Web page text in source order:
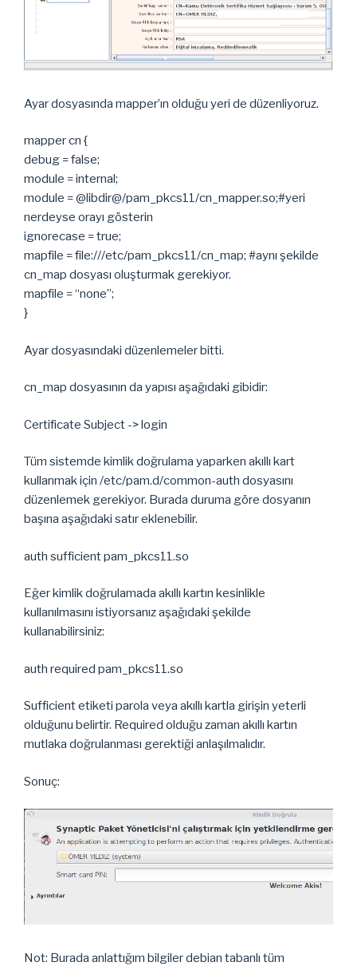
Ayar dosyasında mapper’ın olduğu yeri de düzenliyoruz.
mapper cn {
debug = false;
module = internal;
module = @libdir@/pam_pkcs11/cn_mapper.so;#yeri
nerdeyse orayı gösterin
ignorecase = true;
mapfile = file:///etc/pam_pkcs11/cn_map; #aynı şekilde
cn_map dosyası oluşturmak gerekiyor.
mapfile = “none”;
}
Ayar dosyasındaki düzenlemeler bitti.
cn_map dosyasının da yapısı aşağıdaki gibidir:
Certificate Subject -> login
Tüm sistemde kimlik doğrulama yaparken akıllı kart
kullanmak için /etc/pam.d/common-auth dosyasını
düzenlemek gerekiyor. Burada duruma göre dosyanın
başına aşağıdaki satır eklenebilir.
auth sufficient pam_pkcs11.so
Eğer kimlik doğrulamada akıllı kartın kesinlikle
kullanılmasını istiyorsanız aşağıdaki şekilde
kullanabilirsiniz:
auth required pam_pkcs11.so
Sufficient etiketi parola veya akıllı kartla girişin yeterli
olduğunu belirtir. Required olduğu zaman akıllı kartın
mutlaka doğrulanması gerektiği anlaşılmalıdır.
Sonuç:
Not: Burada anlattığım bilgiler debian tabanlı tüm